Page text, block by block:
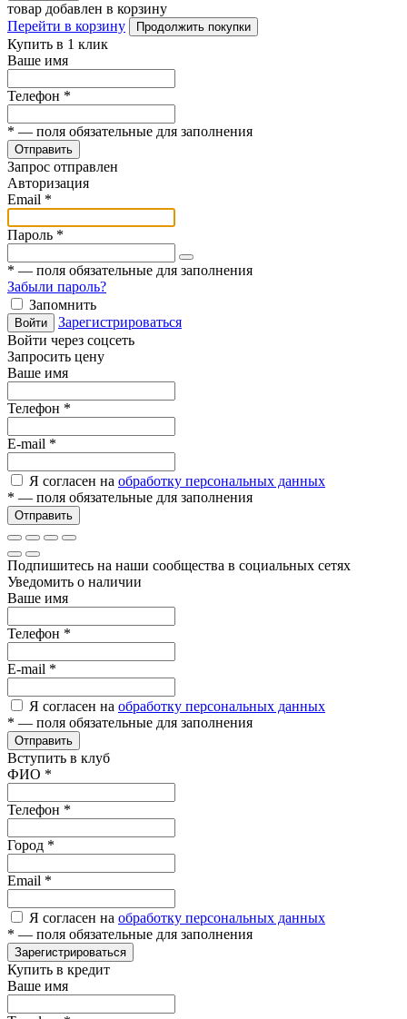
товар добавлен в корзину
Перейти в корзину
Продолжить покупки
Купить в 1 клик
Ваше имя
Телефон *
* — поля обязательные для заполнения
Отправить
Запрос отправлен
Авторизация
Email *
Пароль *
* — поля обязательные для заполнения
Забыли пароль?
Запомнить
Войти
Зарегистрироваться
Войти через соцсеть
Запросить цену
Ваше имя
Телефон *
E-mail *
Я согласен на обработку персональных данных
* — поля обязательные для заполнения
Отправить
Подпишитесь на наши сообщества в социальных сетях
Уведомить о наличии
Ваше имя
Телефон *
E-mail *
Я согласен на обработку персональных данных
* — поля обязательные для заполнения
Отправить
Вступить в клуб
ФИО *
Телефон *
Город *
Email *
Я согласен на обработку персональных данных
* — поля обязательные для заполнения
Зарегистрироваться
Купить в кредит
Ваше имя